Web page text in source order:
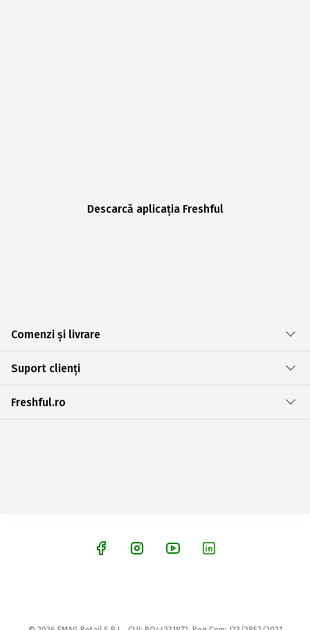
Descarcă aplicația Freshful
Comenzi și livrare
Suport clienți
Freshful.ro